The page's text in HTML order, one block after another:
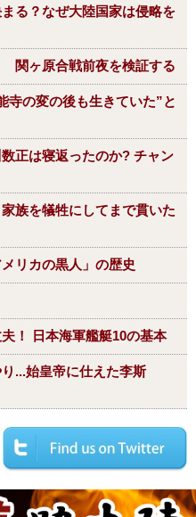
る？なぜ大陸国家は侵略を
関ヶ原合戦前夜を検証する
寺の変の後も生きていた”と
正は寝返ったのか? チャン
族を犠牲にしてまで貫いた
リカの黒人」の歴史
！ 日本海軍艦艇10の基本
...始皇帝に仕えた李斯